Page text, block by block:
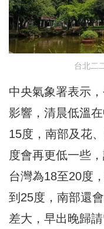
台北二
中央氣象署表示
影響，清晨低溫
15度，南部及花
度會再更低一些
台灣為18至20度
到25度，南部還
差大，早出晚歸